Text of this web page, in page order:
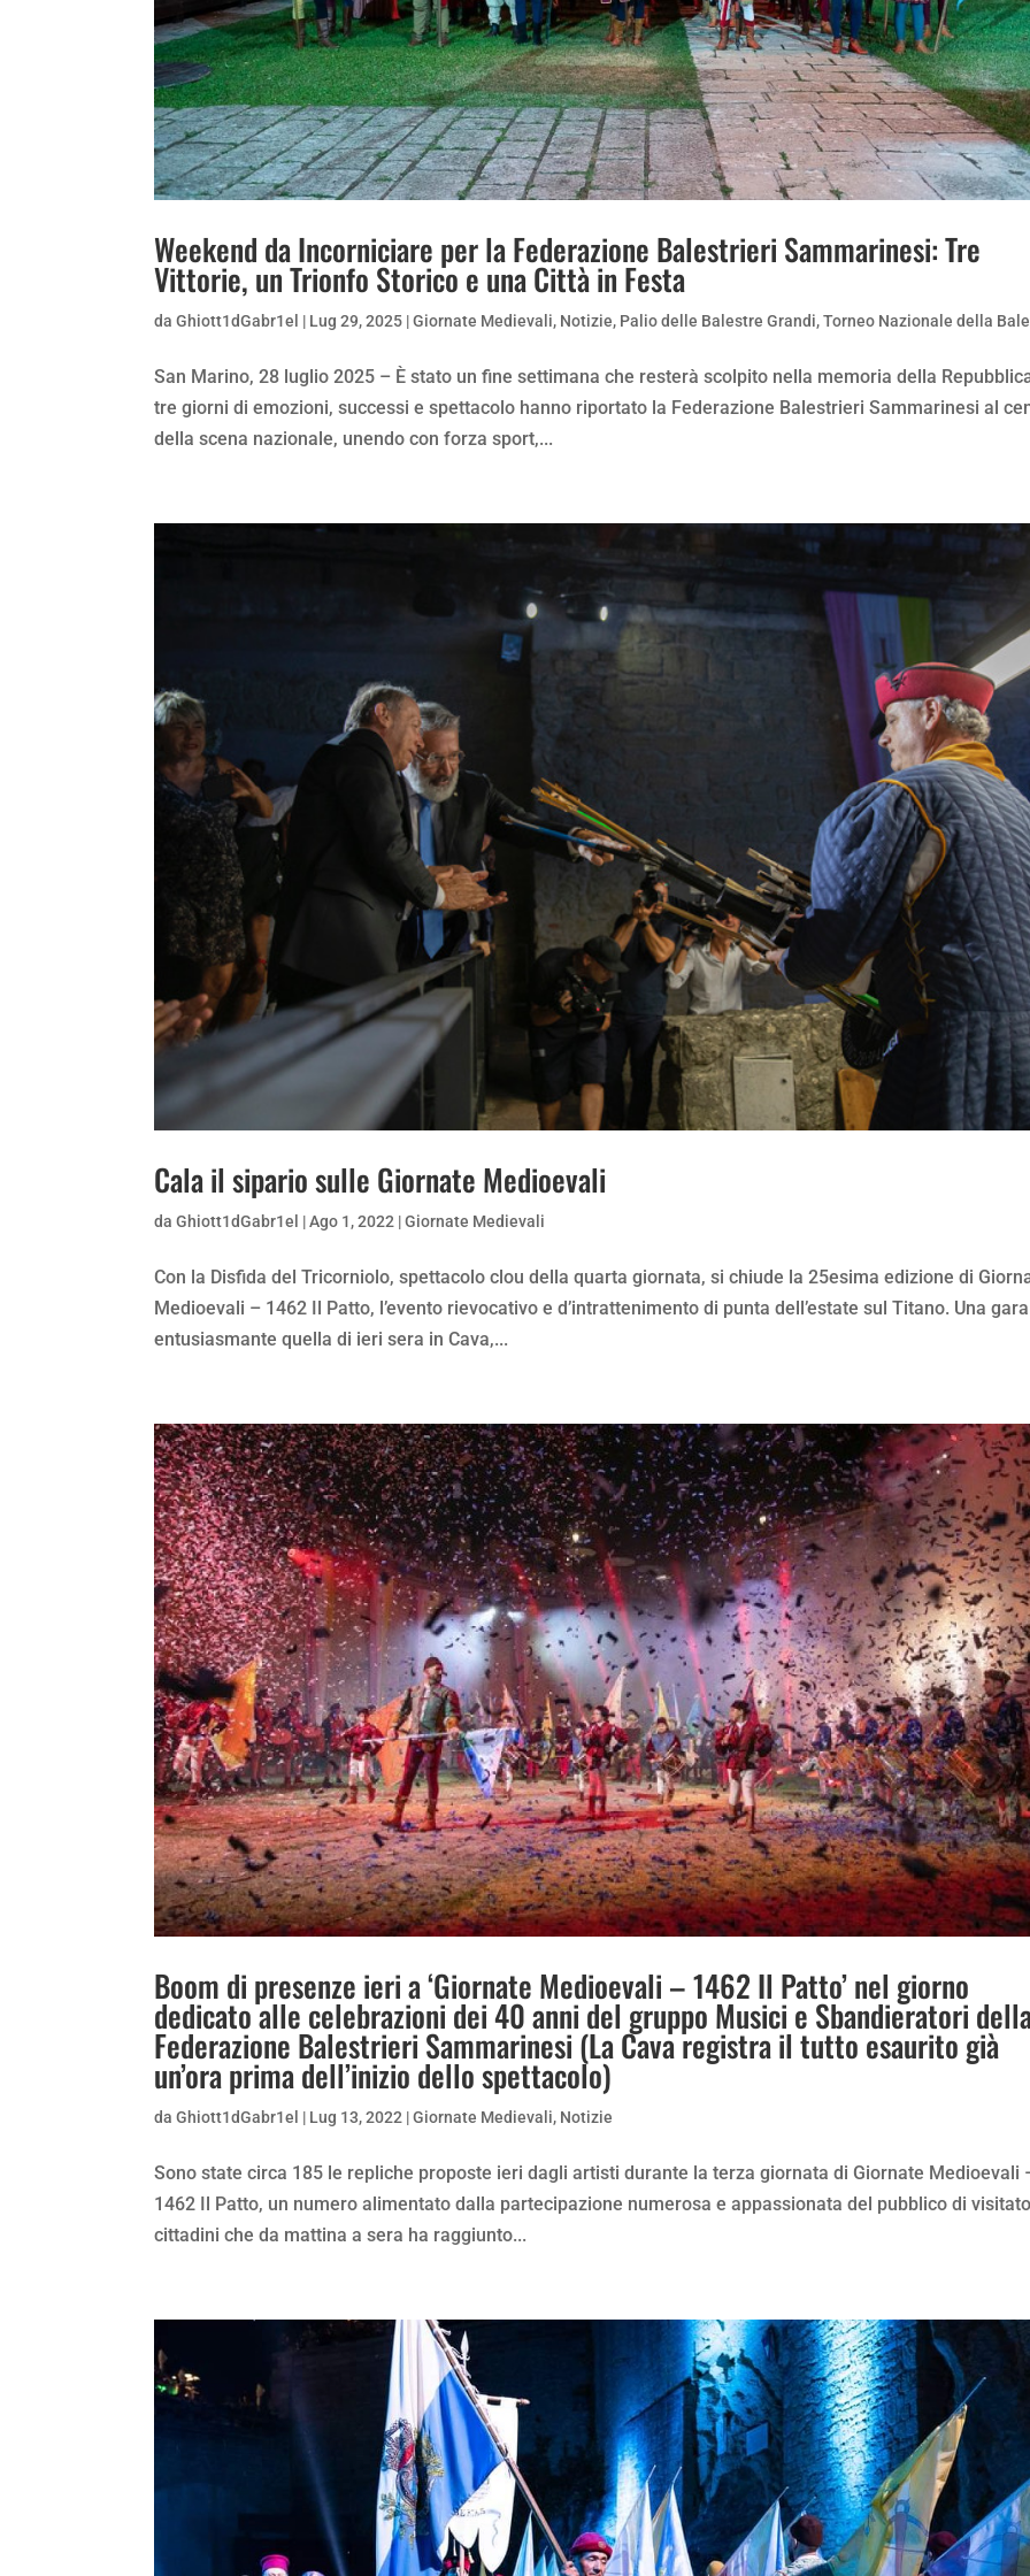
Weekend da Incorniciare per la Federazione Balestrieri Sammarinesi: Tre
Vittorie, un Trionfo Storico e una Città in Festa
daGhiott1dGabr1el | Lug 29, 2025 |Giornate Medievali, Notizie, Palio delle Balestre Grandi,Torneo Nazionale della
San Marino, 28 luglio 2025 – È stato un fine settimana che resterà scolpito nella memoria della
tre giorni di emozioni, successi e spettacolo hanno riportato la Federazione Balestrieri Sammarinesi al
della scena nazionale, unendo con forza sport,...
Cala il sipario sulle Giornate Medioevali
daGhiott1dGabr1el |Ago 1, 2022 |Giornate Medievali
Con la Disfida del Tricorniolo, spettacolo clou della quarta giornata, si chiude la 25esima edizione di
Medioevali – 1462 Il Patto, l’evento rievocativo e d’intrattenimento di punta dell’estate sul Titano. Una gara
entusiasmante quella di ieri sera in Cava,...
Boom di presenze ieri a ‘Giornate Medioevali – 1462 Il Patto’ nel giorno
dedicato alle celebrazioni dei 40 anni del gruppo Musici e Sbandieratori
Federazione Balestrieri Sammarinesi (La Cava registra il tutto esaurito già
un’ora prima dell’inizio dello spettacolo)
daGhiott1dGabr1el | Lug 13, 2022 |Giornate Medievali, Notizie
Sono state circa 185 le repliche proposte ieri dagli artisti durante la terza giornata di Giornate Medioevali
1462 Il Patto, un numero alimentato dalla partecipazione numerosa e appassionata del pubblico di
cittadini che da mattina a sera ha raggiunto...